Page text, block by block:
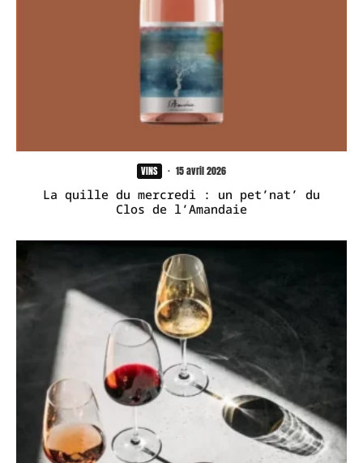
VINS · 15 avril 2026
La quille du mercredi : un pet’nat’ du
Clos de l’Amandaie